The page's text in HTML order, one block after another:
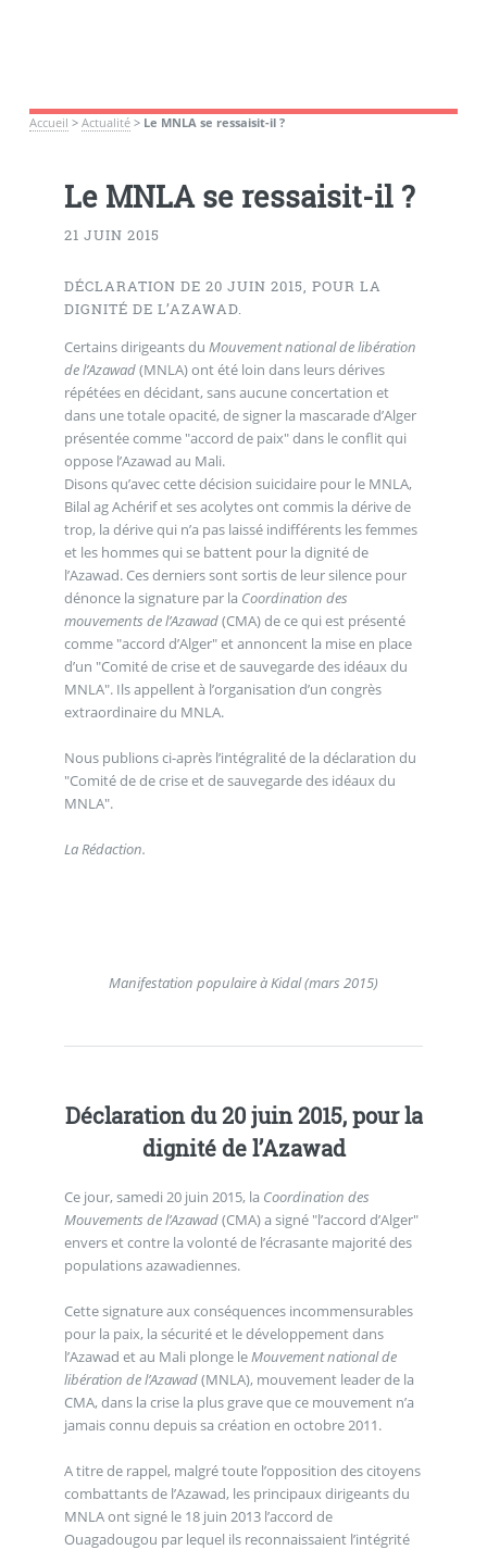
Accueil > Actualité> Le MNLA se ressaisit-il ?
Le MNLA se ressaisit-il ?
21 JUIN 2015
DÉCLARATION DE 20 JUIN 2015, POUR LA
DIGNITÉ DE L’AZAWAD.
Certains dirigeants du Mouvement national de libération
de l’Azawad(MNLA) ont été loin dans leurs dérives
répétées en décidant, sans aucune concertation et
dans une totale opacité, de signer la mascarade d’Alger
présentée comme "accord de paix" dans le conflit qui
oppose l’Azawad au Mali.
Disons qu’avec cette décision suicidaire pour le MNLA,
Bilal ag Achérif et ses acolytes ont commis la dérive de
trop, la dérive qui n’a pas laissé indifférents les femmes
et les hommes qui se battent pour la dignité de
l’Azawad. Ces derniers sont sortis de leur silence pour
dénonce la signature par la Coordination des
mouvements de l’Azawad(CMA) de ce qui est présenté
comme "accord d’Alger" et annoncent la mise en place
d’un "Comité de crise et de sauvegarde des idéaux du
MNLA". Ils appellent à l’organisation d’un congrès
extraordinaire du MNLA.
Nous publions ci-après l’intégralité de la déclaration du
"Comité de de crise et de sauvegarde des idéaux du
MNLA".
La Rédaction.
Manifestation populaire à Kidal (mars 2015)
Déclaration du 20 juin 2015, pour la
dignité de l’Azawad
Ce jour, samedi 20 juin 2015, la Coordination des
Mouvements de l’Azawad(CMA) a signé "l’accord d’Alger"
envers et contre la volonté de l’écrasante majorité des
populations azawadiennes.
Cette signature aux conséquences incommensurables
pour la paix, la sécurité et le développement dans
l’Azawad et au Mali plonge leMouvement national de
libération de l’Azawad(MNLA), mouvement leader de la
CMA, dans la crise la plus grave que ce mouvement n’a
jamais connu depuis sa création en octobre 2011.
A titre de rappel, malgré toute l’opposition des citoyens
combattants de l’Azawad, les principaux dirigeants du
MNLA ont signé le 18 juin 2013 l’accord de
Ouagadougou par lequel ils reconnaissaient l’intégrité